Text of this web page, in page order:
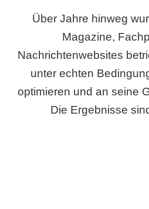
Über Jahre hinweg
Magazine,
Nachrichtenwebsites
unter echten
optimieren und an seine
Die Ergebnisse